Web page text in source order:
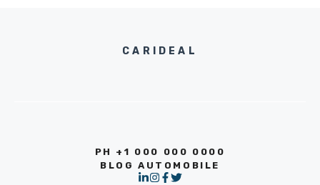
CARIDEAL
PH +1 000 000 0000
BLOG AUTOMOBILE